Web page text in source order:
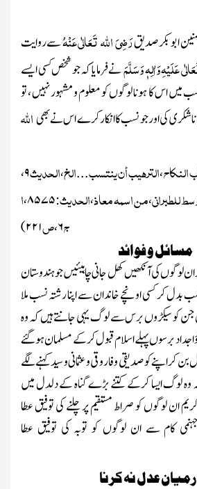
ابوبکر صدیقرَضِیَ اللہ تَعَالٰی عَنْہُسے روایت
عَلَیْہِ وَاٰلِہٖ وَسَلَّمَنے فرمایا کہ جو شخص کسی ایسے
اس کا ہونا لوگوں کو معلوم و مشہور نہیں ، تو
کی اور جو نسب کا انکار کرے اس نے بھیاللہ
النکاح،الترہیب أن ینتسب...الخ،الحدیث۹،
للطبرانی،من اسمہ معاذ،الحدیث:۸۵۷۵،ا
ج۶،ص۲۲۱)
مسائل و فوائد
ان لوگوں کی آنکھیں کھل جانی چاہیئیں جو ہندوستان
نسب بدل کر کسی اونچے خاندان سے اپنا رشتہ نسب ملا
جن کو سیکڑوں برس سے لوگ یہی جانتے ہیں کہ وہ
اجداد برسوں پہلے اسلام قبول کرکے مسلمان ہو گئے
کر اپنے کو صدیقی و فاروقی و عثمانی و سید کہنے لگے
وہ لوگ ایسا کرکے کتنے بڑے گناہ کے دلدل میں
ان لوگوں کو صراط مستقیم پر چلنے کی توفیق عطا
کام سے ان لوگوں کو توبہ کی توفیق عطا